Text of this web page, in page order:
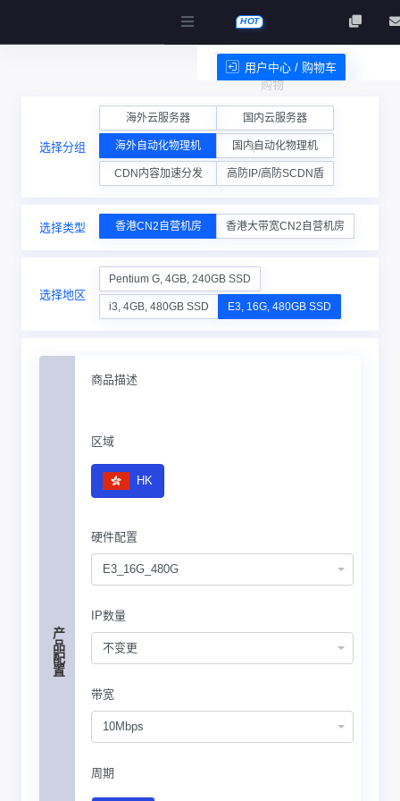
HOT
购物
车
用户中心 / 购物车
服务条款
选择分组
海外云服务器 国内云服务器
海外自动化物理机 国内自动化物理机
CDN内容加速分发 高防IP/高防SCDN盾
选择类型 香港CN2自营机房 香港大带宽CN2自营机房
选择地区
Pentium G, 4GB, 240GB SSD
i3, 4GB, 480GB SSD E3, 16G, 480GB SSD
产品配置
商品描述
区域
HK
硬件配置
E3_16G_480G
IP数量
不变更
带宽
10Mbps
周期